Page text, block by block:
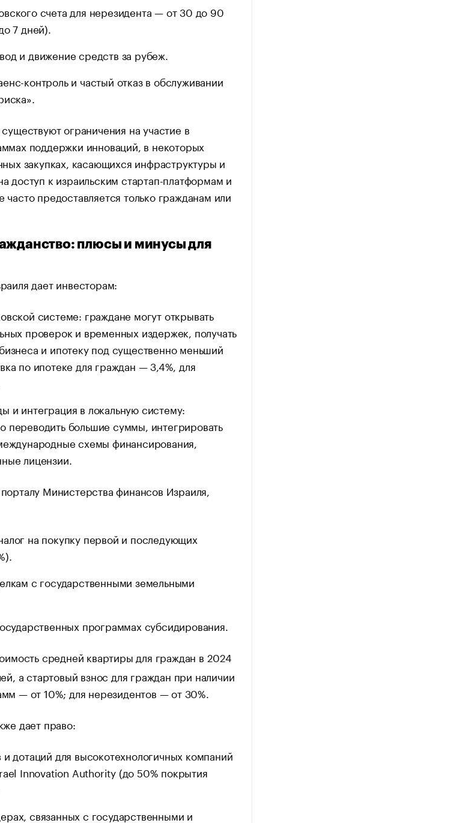
счета для нерезидента — от 30 до 90
7 дней).
и движение средств за рубеж.
контроль и частый отказ в обслуживании
ограничения на участие в
поддержки инноваций, в некоторых
закупках, касающихся инфраструктуры и
доступ к израильским стартап-платформам и
предоставляется только гражданам или
плюсы и минусы для
дает инвесторам:
системе: граждане могут открывать
проверок и временных издержек, получать
и ипотеку под существенно меньший
по ипотеке для граждан — 3,4%, для
и интеграция в локальную систему:
переводить большие суммы, интегрировать
схемы финансирования,
лицензии.
Министерства финансов Израиля,
на покупку первой и последующих
с государственными земельными
программах субсидирования.
средней квартиры для граждан в 2024
а стартовый взнос для граждан при наличии
— от 10%; для нерезидентов — от 30%.
дает право:
дотаций для высокотехнологичных компаний
Innovation Authority (до 50% покрытия
связанных с государственными и